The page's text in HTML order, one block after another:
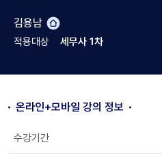
김용남 교
수
홈
적용대상 세무사 1차
온라인+모바일 강의 정보
수강기간